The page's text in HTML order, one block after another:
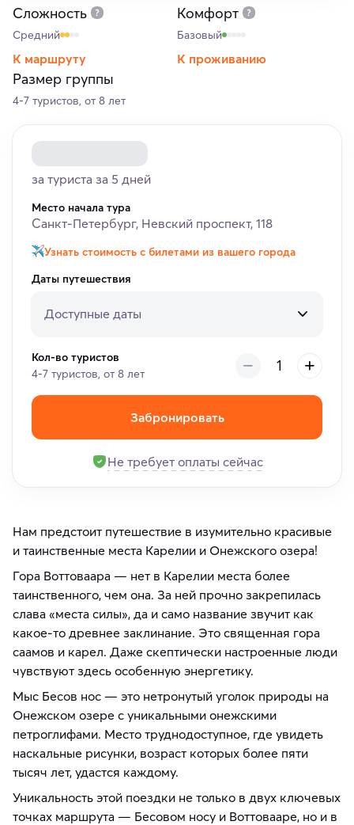
Сложность
Средний
К маршруту
Комфорт
Базовый
К проживанию
Размер группы
4-7 туристов, от 8 лет
за туриста за 5 дней
Место начала тура
Санкт-Петербург, Невский проспект, 118
Узнать стоимость с билетами из вашего города
Даты путешествия
Доступные даты
Кол-во туристов
4-7 туристов, от 8 лет
Забронировать
Не требует оплаты сейчас
Нам предстоит путешествие в изумительно красивые
и таинственные места Карелии и Онежского озера!
Гора Воттоваара — нет в Карелии места более
таинственного, чем она. За ней прочно закрепилась
слава «места силы», да и само название звучит как
какое-то древнее заклинание. Это священная гора
саамов и карел. Даже скептически настроенные люди
чувствуют здесь особенную энергетику.
Мыс Бесов нос — это нетронутый уголок природы на
Онежском озере с уникальными онежскими
петроглифами. Место труднодоступное, где увидеть
наскальные рисунки, возраст которых более пяти
тысяч лет, удастся каждому.
Уникальность этой поездки не только в двух ключевых
точках маршрута — Бесовом носу и Воттовааре, но и в